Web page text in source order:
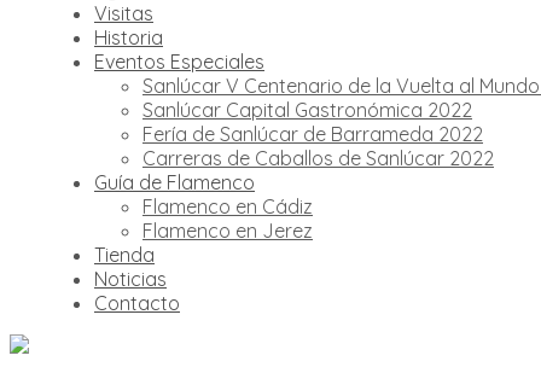
Visitas
Historia
Eventos Especiales
Sanlúcar V Centenario de la Vuelta al
Sanlúcar Capital Gastronómica 2022
Fería de Sanlúcar de Barrameda 2022
Carreras de Caballos de Sanlúcar 2022
Guía de Flamenco
Flamenco en Cádiz
Flamenco en Jerez
Tienda
Noticias
Contacto